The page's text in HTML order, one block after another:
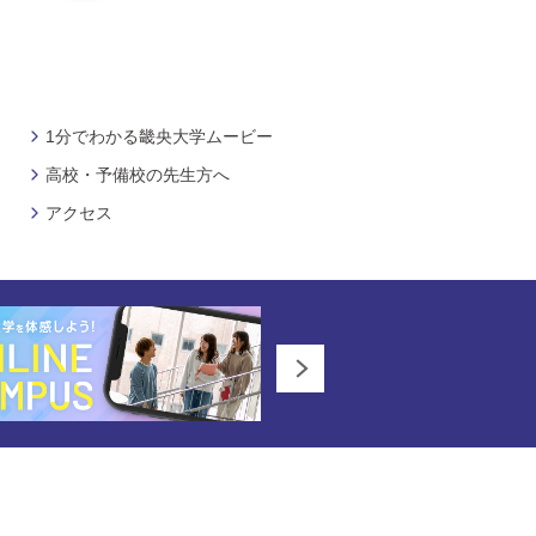
1分でわかる畿央大学ムービー
高校・予備校の先生方へ
アクセス